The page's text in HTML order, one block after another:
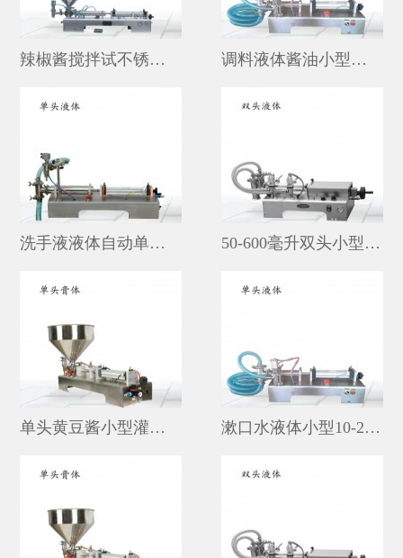
辣椒酱搅拌试不锈钢灌装机20-500毫升 调料液体酱油小型灌装机1-500毫升
洗手液液体自动单头小型灌装机 50-600毫升双头小型食用油灌装机价格
单头黄豆酱小型灌装机价格 漱口水液体小型10-250毫升灌装机厂家